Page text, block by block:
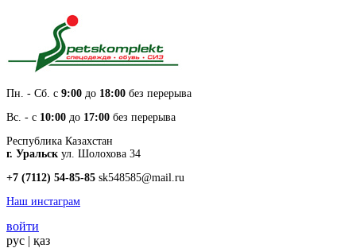
Пн. - Cб. с 9:00 до 18:00 без перерыва
Вс. - с 10:00 до 17:00 без перерыва
Республика Казахстан
г. Уральск ул. Шолохова 34
+7 (7112) 54-85-85 sk548585@mail.ru
Наш инстаграм
войти
рус | қаз